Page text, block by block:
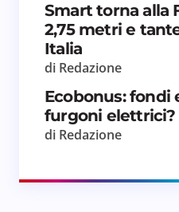
Smart torna alla
2,75 metri e
Italia
di Redazione
Ecobonus: fondi
furgoni elettrici?
di Redazione